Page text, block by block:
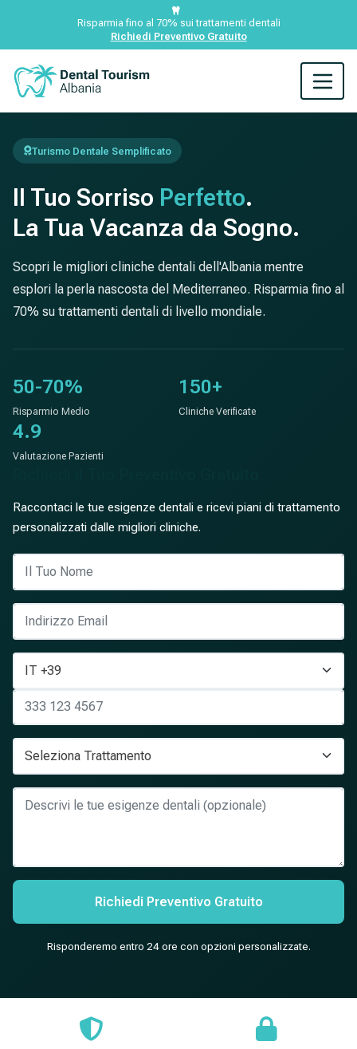
Risparmia fino al 70% sui trattamenti dentali
Richiedi Preventivo Gratuito
Turismo Dentale Semplificato
Il Tuo Sorriso Perfetto.
La Tua Vacanza da Sogno.
Scopri le migliori cliniche dentali dell'Albania mentre
esplori la perla nascosta del Mediterraneo. Risparmia fino al
70% su trattamenti dentali di livello mondiale.
50-70%
Risparmio Medio
150+
Cliniche Verificate
4.9
Valutazione Pazienti
Raccontaci le tue esigenze dentali e ricevi piani di trattamento
personalizzati dalle migliori cliniche.
Richiedi Preventivo Gratuito
Risponderemo entro 24 ore con opzioni personalizzate.